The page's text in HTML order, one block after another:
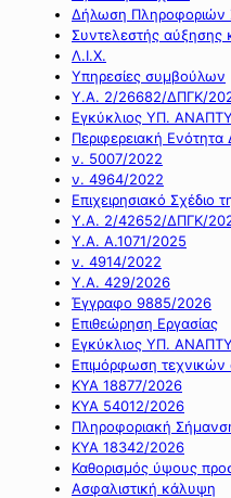
Δήλωση Πληροφοριών
Συντελεστής αύξησης
Λ.Ι.Χ.
Υπηρεσίες συμβούλων
Υ.Α. 2/26682/ΔΠΓΚ/
Εγκύκλιος ΥΠ.
Περιφερειακή Ενότητα
ν. 5007/2022
ν. 4964/2022
Επιχειρησιακό Σχέδιο
Υ.Α. 2/42652/ΔΠΓΚ/
Υ.Α. Α.1071/2025
ν. 4914/2022
Υ.Α. 429/2026
Έγγραφο 9885/2026
Επιθεώρηση Εργασίας
Εγκύκλιος ΥΠ.
Επιμόρφωση τεχνικών
ΚΥΑ 18877/2026
ΚΥΑ 54012/2026
Πληροφοριακή
ΚΥΑ 18342/2026
Καθορισμός ύψους
Ασφαλιστική κάλυψη